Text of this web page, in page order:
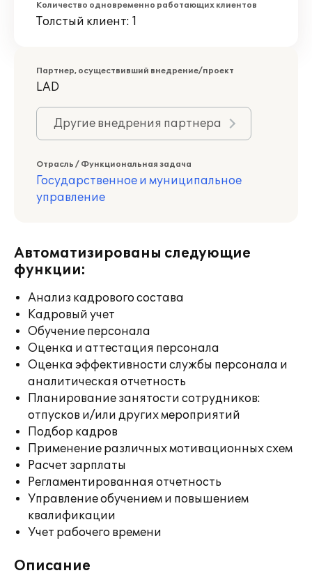
Количество одновременно работающих клиентов
Толстый клиент: 1
Партнер, осуществивший внедрение/проект
LAD
Другие внедрения партнера
Отрасль / Функциональная задача
Государственное и муниципальное
управление
Автоматизированы следующие
функции:
Анализ кадрового состава
Кадровый учет
Обучение персонала
Оценка и аттестация персонала
Оценка эффективности службы персонала и
аналитическая отчетность
Планирование занятости сотрудников:
отпусков и/или других мероприятий
Подбор кадров
Применение различных мотивационных схем
Расчет зарплаты
Регламентированная отчетность
Управление обучением и повышением
квалификации
Учет рабочего времени
Описание